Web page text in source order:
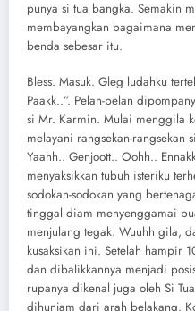
punya si tua bangka. Semakin
membayangkan bagaimana
benda sebesar itu.
Bless. Masuk. Gleg ludahku
Paakk..”. Pelan-pelan
si Mr. Karmin. Mulai menggila
melayani rangsekan-rangsekan
Yaahh.. Genjoott.. Oohh..
menyaksikkan tubuh isteriku
sodokan-sodokan yang
tinggal diam menyenggamai
menjulang tegak. Wuuhh gila,
kusaksikan ini. Setelah hampir
dan dibalikkannya menjadi
rupanya dikenal juga oleh Si
dihunjam dari arah belakang.